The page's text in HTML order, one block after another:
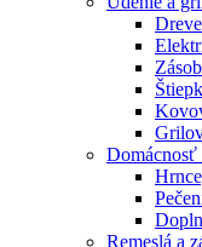
Domácnosť
Remeslá a